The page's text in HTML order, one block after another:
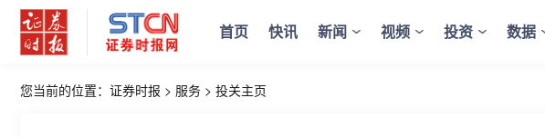
首页 快讯 新闻 视频 投资 数据
您当前的位置： 证券时报 > 服务 > 投关主页